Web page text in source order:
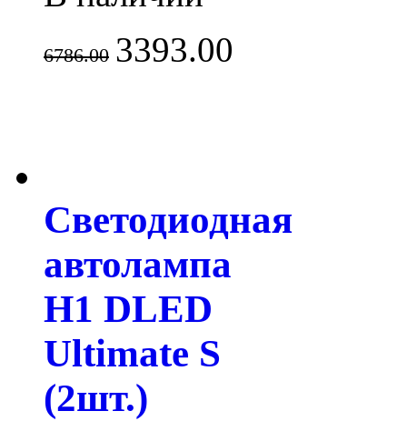
6786.00 3393.00
Светодиодная
автолампа
H1 DLED
Ultimate S
(2шт.)